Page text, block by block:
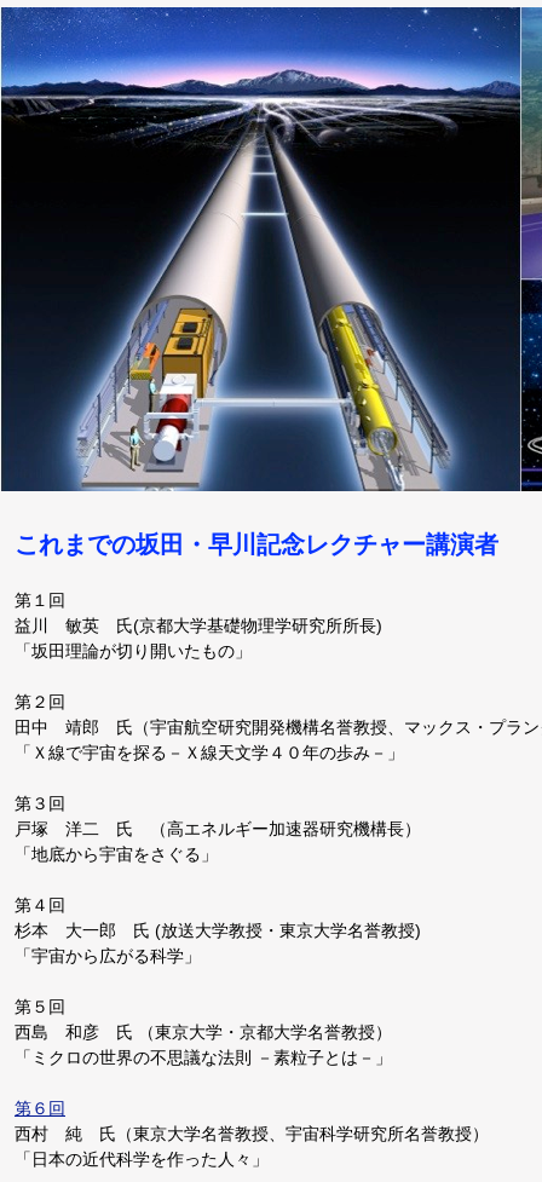
これまでの坂田・早川記念レクチャー講演者
第１回
益川 敏英 氏(京都大学基礎物理学研究所所長)
「坂田理論が切り開いたもの」
第２回
田中 靖郎 氏（宇宙航空研究開発機構名誉教授、マックス・プラン
「Ｘ線で宇宙を探る－Ｘ線天文学４０年の歩み－」
第３回
戸塚 洋二 氏 （高エネルギー加速器研究機構長）
「地底から宇宙をさぐる」
第４回
杉本 大一郎 氏 (放送大学教授・東京大学名誉教授)
「宇宙から広がる科学」
第５回
西島 和彦 氏 （東京大学・京都大学名誉教授）
「ミクロの世界の不思議な法則 －素粒子とは－」
第６回
西村 純 氏（東京大学名誉教授、宇宙科学研究所名誉教授）
「日本の近代科学を作った人々」